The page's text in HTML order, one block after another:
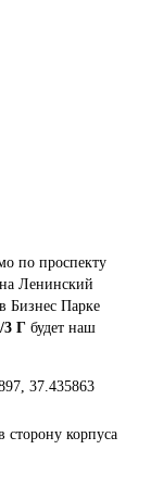
по проспекту
Ленинский
Бизнес Парке
3 Г будет наш
37.435863
корпуса